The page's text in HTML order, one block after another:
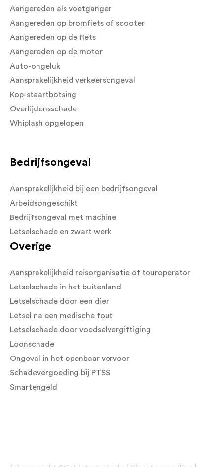
Aangereden als voetganger
Aangereden op bromfiets of scooter
Aangereden op de fiets
Aangereden op de motor
Auto-ongeluk
Aansprakelijkheid verkeersongeval
Kop-staartbotsing
Overlijdensschade
Whiplash opgelopen
Bedrijfsongeval
Aansprakelijkheid bij een bedrijfsongeval
Arbeidsongeschikt
Bedrijfsongeval met machine
Letselschade en zwart werk
Overige
Aansprakelijkheid reisorganisatie of touroperator
Letselschade in het buitenland
Letselschade door een dier
Letsel na een medische fout
Letselschade door voedselvergiftiging
Loonschade
Ongeval in het openbaar vervoer
Schadevergoeding bij PTSS
Smartengeld